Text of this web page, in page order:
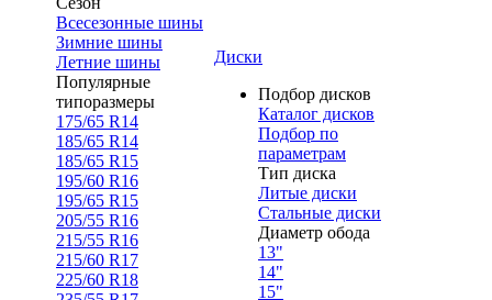
Всесезонные шины
Зимние шины
Летние шины
Популярные
типоразмеры
175/65 R14
185/65 R14
185/65 R15
195/60 R16
195/65 R15
205/55 R16
215/55 R16
215/60 R17
225/60 R18
Диски
Подбор дисков
Каталог дисков
Подбор по
параметрам
Тип диска
Литые диски
Стальные диски
Диаметр обода
13"
14"
15"